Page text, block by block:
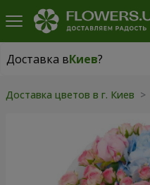
Доставка вКиев?
Доставка вКиев
Доставка цветов в г. Киев >